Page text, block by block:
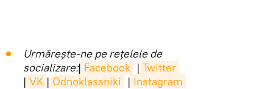
Urmărește-ne pe rețelele de
socializare:| Facebook | Twitter
| VK | Odnoklassniki | Instagram